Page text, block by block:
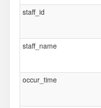
staff_id
staff_name
occur_time